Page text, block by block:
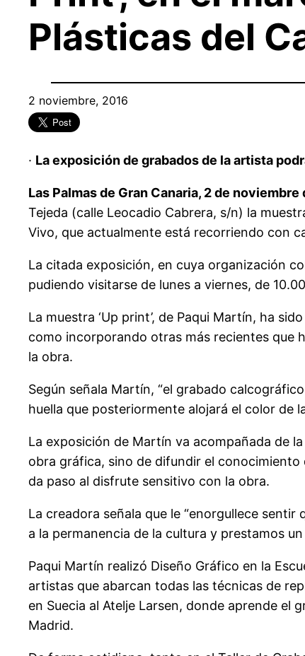
Plásticas del
2 noviembre, 2016
· La exposición de grabados de la artista
Las Palmas de Gran Canaria, 2 de noviembre
Tejeda (calle Leocadio Cabrera, s/n) la
Vivo, que actualmente está recorriendo con
La citada exposición, en cuya organización
pudiendo visitarse de lunes a viernes, de
La muestra ‘Up print’, de Paqui Martín, ha
como incorporando otras más recientes que
la obra.
Según señala Martín, “el grabado
huella que posteriormente alojará el color de
La exposición de Martín va acompañada de
obra gráfica, sino de difundir el
da paso al disfrute sensitivo con la obra.
La creadora señala que le “enorgullece
a la permanencia de la cultura y prestamos
Paqui Martín realizó Diseño Gráfico en la
artistas que abarcan todas las técnicas de
en Suecia al Atelje Larsen, donde aprende el
Madrid.